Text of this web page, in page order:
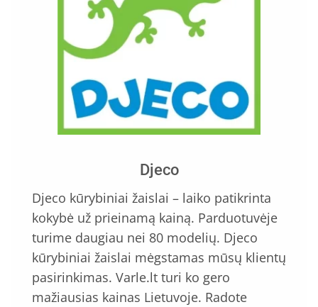
Djeco
Djeco kūrybiniai žaislai – laiko patikrinta
kokybė už prieinamą kainą. Parduotuvėje
turime daugiau nei 80 modelių. Djeco
kūrybiniai žaislai mėgstamas mūsų klientų
pasirinkimas. Varle.lt turi ko gero
mažiausias kainas Lietuvoje. Radote